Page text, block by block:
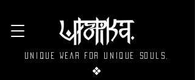
Unique wear for unique souls.
❖